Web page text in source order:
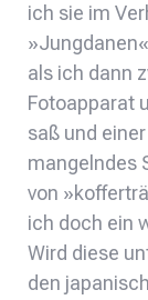
ich sie im
als ich dann
Fotoapparat
saß und
mangelndes
von
ich doch ein
Wird diese
den